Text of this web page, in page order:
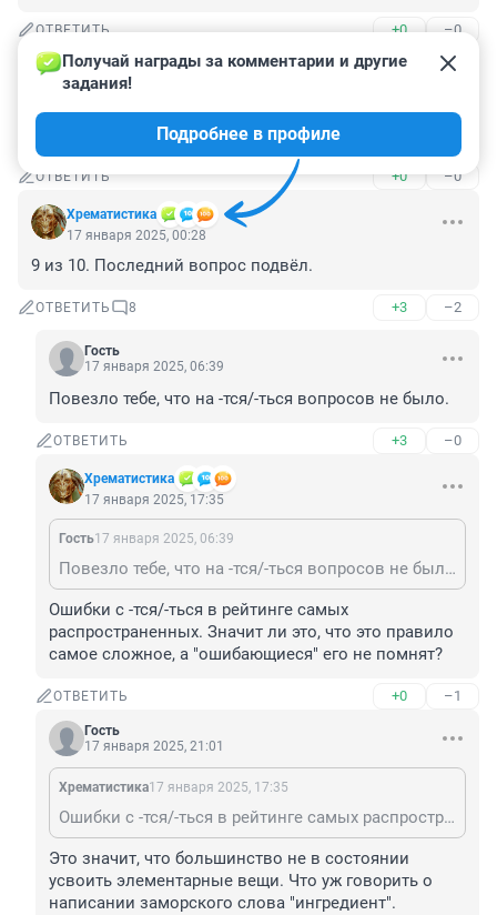
ОТВЕТИТЬ +0 –0
Гость
17 января 2025, 01:08
Да ну... 10 из 10, ничего сложного. Правда, это
школьное образование СССР.
ОТВЕТИТЬ +0 –0
Хрематистика
Получай награды за комментарии и другие
задания!
Подробнее в профиле
17 января 2025, 00:28
9 из 10. Последний вопрос подвёл.
ОТВЕТИТЬ 8 +3 –2
Гость
17 января 2025, 06:39
Повезло тебе, что на -тся/-ться вопросов не было.
ОТВЕТИТЬ +3 –0
Хрематистика
17 января 2025, 17:35
Гость17 января 2025, 06:39
Повезло тебе, что на -тся/-ться вопросов не было.
Ошибки с -тся/-ться в рейтинге самых
распространенных. Значит ли это, что это правило
самое сложное, а "ошибающиеся" его не помнят?
ОТВЕТИТЬ +0 –1
Гость
17 января 2025, 21:01
Хрематистика17 января 2025, 17:35
Ошибки с -тся/-ться в рейтинге самых распространенных. Значит ли это, что это правило самое сложное, а "ошибающиеся" его не помнят?
Это значит, что большинство не в состоянии
усвоить элементарные вещи. Что уж говорить о
написании заморского слова "ингредиент".